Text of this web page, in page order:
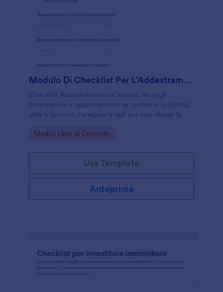
Modulo Di Checklist Per L’Addestramento Al Vasino
Checklist Addestramento al Vasino: raccogli
osservazioni e aggiornamenti su routine e progressi,
utile a genitori, caregiver e asili per coordinare la
Go to Category:
Moduli Liste di Controllo
Usa Template
Anteprima